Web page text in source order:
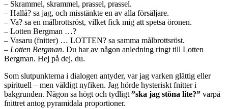
– Skrammel, skrammel, prassel, prassel.
– Hallå? sa jag, och misstänkte en av alla försäljare.
– Va? sa en målbrottsröst, vilket fick mig att spetsa öronen.
– Lotten Bergman …?
– Vasaru (fnitter) … LOTTEN? sa samma målbrottsröst.
– Lotten Bergman. Du har av någon anledning ringt till Lotten
Bergman. Hej på dej, du.
Som slutpunkterna i dialogen antyder, var jag varken glättig eller
spirituell – men väldigt nyfiken. Jag hörde hysteriskt fnitter i
bakgrunden. Någon sa högt och tydligt ”ska jag stöna lite?” varpå
fnittret antog pyramidala proportioner.